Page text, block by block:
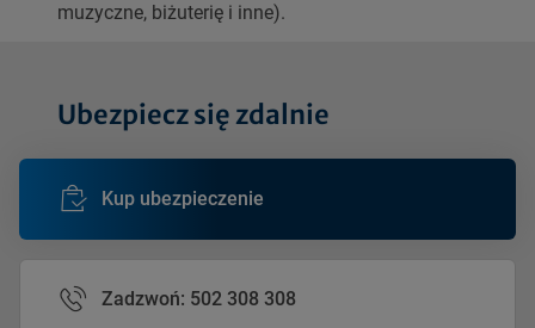
muzyczne, biżuterię i inne).
Ubezpiecz się zdalnie
Kup ubezpieczenie
Zadzwoń: 502 308 308